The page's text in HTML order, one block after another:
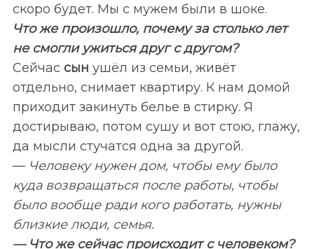
скоро будет. Мы с мужем были в шоке.
Что же произошло, почему за столько лет
не смогли ужиться друг с другом?
Сейчас сын ушёл из семьи, живёт
отдельно, снимает квартиру. К нам домой
приходит закинуть белье в стирку. Я
достирываю, потом сушу и вот стою, глажу,
да мысли стучатся одна за другой.
—Человеку нужен дом, чтобы ему было
куда возвращаться после работы, чтобы
было вообще ради кого работать, нужны
близкие люди, семья.
— Что же сейчас происходит с человеком?